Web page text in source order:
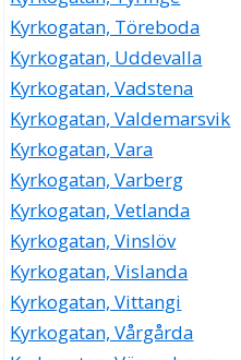
Kyrkogatan, Töreboda
Kyrkogatan, Uddevalla
Kyrkogatan, Vadstena
Kyrkogatan, Valdemarsvik
Kyrkogatan, Vara
Kyrkogatan, Varberg
Kyrkogatan, Vetlanda
Kyrkogatan, Vinslöv
Kyrkogatan, Vislanda
Kyrkogatan, Vittangi
Kyrkogatan, Vårgårda